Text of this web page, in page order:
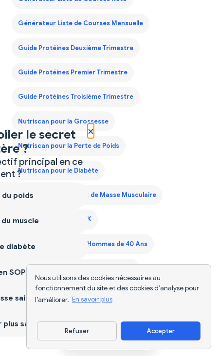
Nous utilisons des cookies nécessaires au
fonctionnement du site et des cookies d’analyse pour
l’améliorer. En savoir plus
Refuser Accepter
Générateur Liste de Courses Mensuelle
Guide Protéines Deuxième Trimestre
Guide Protéines Premier Trimestre
Guide Protéines Troisième Trimestre
Nutriscan pour la Grossesse
Nutriscan pour la Perte de Poids
Nutriscan pour le Diabète
Nutriscan pour le Gain de Masse Musculaire
Nutriscan pour le SOPK
Plan Alimentaire pour Hommes de 40 Ans
Plan de Régime Prise de Poids France
Scanner d'Aliments Suivi Alimentaire IA
Télécharger l'appli
×
le secret
?
principal en ce
?
poids
muscle
diabète
SOPK
saine
sain